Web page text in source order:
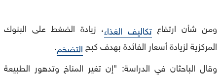
ومن شأن ارتفاعتكاليف الغذاء، زيادة الضغط على البنوك
المركزية لزيادة أسعار الفائدة بهدف كبح التضخم.
وقال الباحثان في الدراسة: "إن تغير المناخ وتدهور الطبيعة